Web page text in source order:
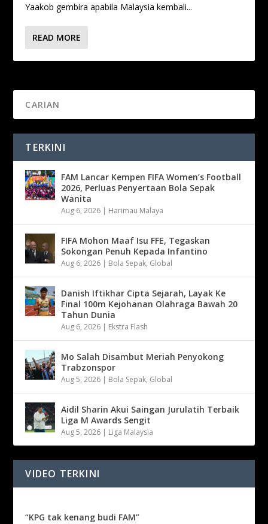
Yaakob gembira apabila Malaysia kembali...
READ MORE
TERKINI
FAM Lancar Kempen FIFA Women’s Football
2026, Perluas Penyertaan Bola Sepak
Wanita
Aug 6, 2026 | Harimau Malaya
FIFA Mohon Maaf Isu FFE, Tegaskan
Sokongan Penuh Kepada Infantino
Aug 6, 2026 | Bola Sepak, Global
Danish Iftikhar Cipta Sejarah, Layak Ke
Final 100m Kejohanan Olahraga Bawah 20
Tahun Dunia
Aug 6, 2026 | Ekstra Flash
Mo Salah Disambut Meriah Penyokong
Trabzonspor
Aug 5, 2026 | Bola Sepak, Global
Aidil Sharin Akui Saingan Jurulatih Terbaik
Liga M Awards Sengit
Aug 5, 2026 | Liga Malaysia
VIDEO TERKINI
“KPG tak kenang budi FAM”